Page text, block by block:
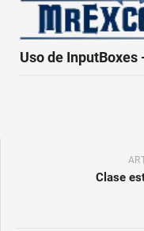
Uso de InputBoxes
Clase